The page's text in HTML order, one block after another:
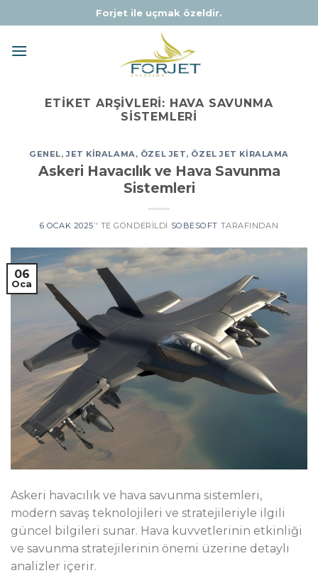
to
content
Forjet ile uçmak özeldir.
ETIKET ARŞIVLERI: HAVA SAVUNMA
SISTEMLERI
GENEL,JET KIRALAMA, ÖZEL JET, ÖZEL JET KIRALAMA
Askeri Havacılık ve Hava Savunma
Sistemleri
6 OCAK 2025’' TE GÖNDERILDI SOBESOFT TARAFINDAN
06
Oca
Askeri havacılık ve hava savunma sistemleri,
modern savaş teknolojileri ve stratejileriyle ilgili
güncel bilgileri sunar. Hava kuvvetlerinin etkinliği
ve savunma stratejilerinin önemi üzerine detaylı
analizler içerir.